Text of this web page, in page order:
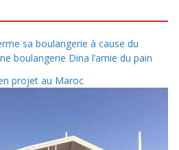
sa boulangerie à cause du
projet au Maroc